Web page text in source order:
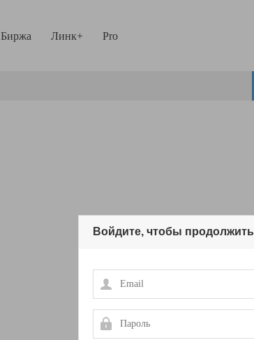
Биржа Линк+ Pro
Войдите, чтобы продолжить
Email
Пароль